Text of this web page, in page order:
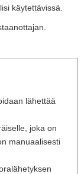
käytettävissä.
lähettää
joka on
manuaalisesti